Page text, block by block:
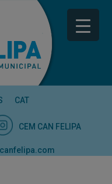
CAT
CEM CAN FELIPA